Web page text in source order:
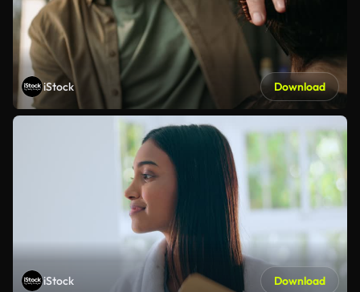
iStock Download
iStock Download